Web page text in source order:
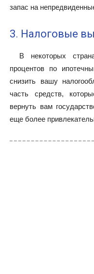
запас на
3. Налоговые
В некоторых
процентов по
снизить вашу
часть средств,
вернуть вам
еще более